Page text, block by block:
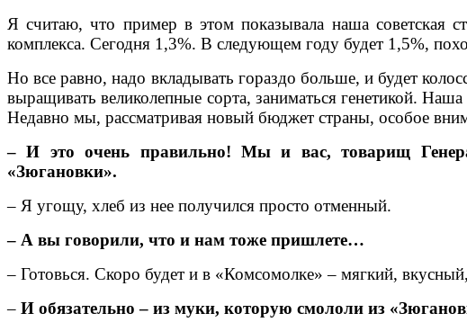
Я считаю, что пример в этом показывала наша советская
комплекса. Сегодня 1,3%. В следующем году будет 1,5%,
Но все равно, надо вкладывать гораздо больше, и будет
выращивать великолепные сорта, заниматься генетикой.
Недавно мы, рассматривая новый бюджет страны, особое
– И это очень правильно! Мы и вас, товарищ
«Зюгановки».
– Я угощу, хлеб из нее получился просто отменный.
– А вы говорили, что и нам тоже пришлете…
– Готовься. Скоро будет и в «Комсомолке» – мягкий,
– И обязательно – из муки, которую смололи из